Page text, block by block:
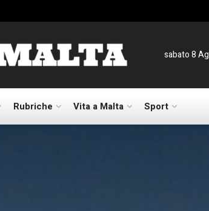
sabato 8
Rubriche Vita a Malta Sport